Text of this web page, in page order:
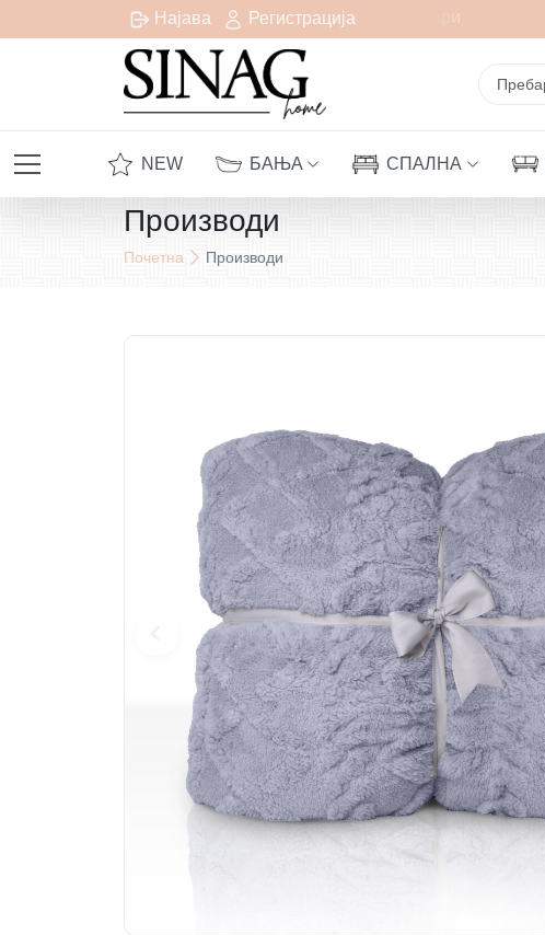
Најава Регистрација
Бесплатна испорака за сите нарачки над 1000 денари
NEW БАЊА СПАЛНА
Производи
Почетна Производи